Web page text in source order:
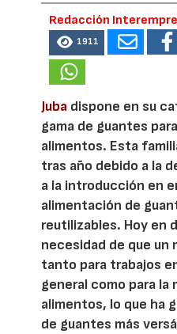
Redacción
1911
Juba dispone en su
gama de guantes
alimentos. Esta
tras año debido a la
a la introducción en
alimentación de
reutilizables. Hoy en
necesidad de que un
tanto para trabajos
general como para la
alimentos, lo que ha
de guantes más